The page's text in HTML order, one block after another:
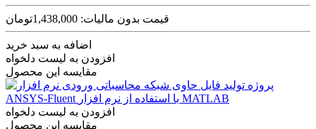
قیمت بدون مالیات: 1,438,000تومان
اضافه به سبد خرید
افزودن به لیست دلخواه
مقایسه این محصول
افزودن به لیست دلخواه
مقایسه این محصول